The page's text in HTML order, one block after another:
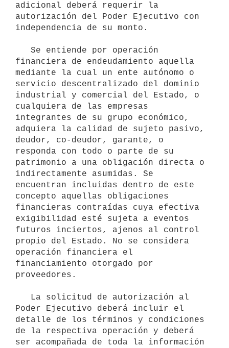
adicional deberá requerir la
autorización del Poder Ejecutivo con
independencia de su monto.
financiera de endeudamiento aquella
mediante la cual un ente autónomo o
servicio descentralizado del dominio
industrial y comercial del Estado, o
cualquiera de las empresas
integrantes de su grupo económico,
adquiera la calidad de sujeto pasivo,
deudor, co-deudor, garante, o
responda con todo o parte de su
patrimonio a una obligación directa o
indirectamente asumidas. Se
encuentran incluidas dentro de este
concepto aquellas obligaciones
financieras contraídas cuya efectiva
exigibilidad esté sujeta a eventos
futuros inciertos, ajenos al control
propio del Estado. No se considera
operación financiera el
financiamiento otorgado por
proveedores.
Poder Ejecutivo deberá incluir el
detalle de los términos y condiciones
de la respectiva operación y deberá
ser acompañada de toda la información